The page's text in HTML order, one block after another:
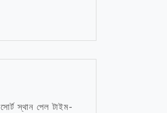
স্থান পেল টাইম-